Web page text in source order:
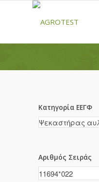
Κατηγορία ΕΕΓΦ
Αριθμός Σειράς